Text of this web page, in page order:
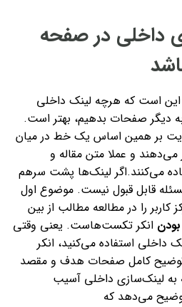
داخلی در صفحه
این است که هرچه لینک داخلی
دیگر صفحات بدهیم، بهتر است.
بر همین اساس یک خط در میان
و عملا متن مقاله و
می‌کنند.اگر لینک‌ها پشت سرهم
قابل قبول نیست. موضوع اول
کاربر را در مطالعه مطالب از بین
انکر تکست‌هاست. یعنی وقتی
استفاده می‌کنید، انکر
توضیح کامل صفحات هدف و مقصد
به لینک‌سازی داخلی آسیب
می‌دهد که